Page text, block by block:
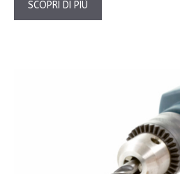
SCOPRI DI PIÙ